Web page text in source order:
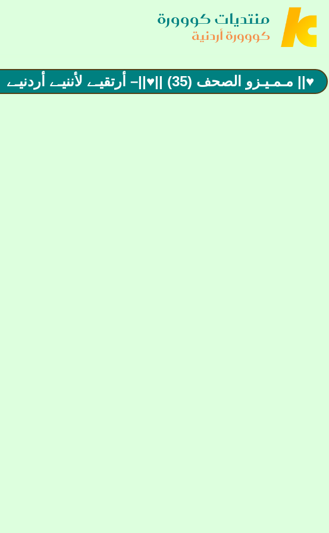
منتديات كووورة
كووورة أردنية
♥|| مـمـيـزو الصحف (35) ||♥||– أرتقيـے لأننيـے أردنيـے